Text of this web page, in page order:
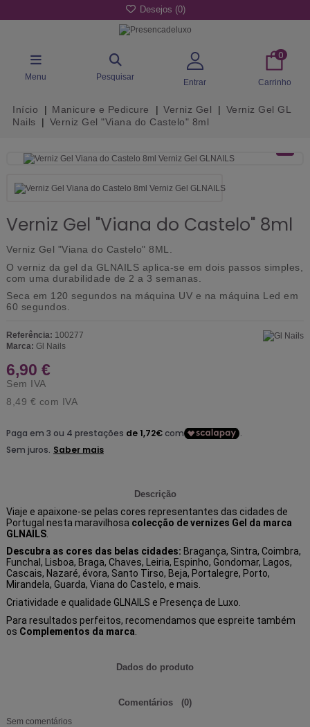
Desejos (0)
Menu Pesquisar
Entrar
0
Carrinho
Início Manicure e Pedicure Verniz Gel
Verniz Gel GL
Nails
Verniz Gel "Viana do Castelo" 8ml
Verniz Gel "Viana do Castelo" 8ml
Verniz Gel "Viana do Castelo" 8ML.
O verniz da gel da GLNAILS aplica-se em dois passos simples,
com uma durabilidade de 2 a 3 semanas.
Seca em 120 segundos na máquina UV e na máquina Led em
60 segundos.
Referência: 100277
Marca: Gl Nails
6,90 €
Sem IVA
8,49 € com IVA
Descrição
Viaje e apaixone-se pelas cores representantes das cidades de
Portugal nesta maravilhosa colecção de vernizes Gel da marca
GLNAILS
Descubra as cores das belas cidades: Bragança, Sintra, Coimbra,
Funchal, Lisboa, Braga, Chaves, Leiria, Espinho, Gondomar, Lagos,
Cascais, Nazaré, évora, Santo Tirso, Beja, Portalegre, Porto,
Mirandela, Guarda, Viana do Castelo, e mais.
Criatividade e qualidade GLNAILS e Presença de Luxo.
Para resultados perfeitos, recomendamos que espreite também
os Complementos da marca
Dados do produto
Comentários (0)
Sem comentários